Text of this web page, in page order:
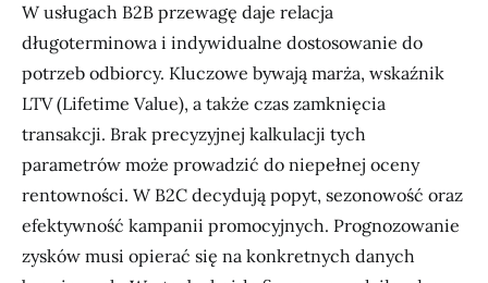
W usługach B2B przewagę daje relacja
długoterminowa i indywidualne dostosowanie do
potrzeb odbiorcy. Kluczowe bywają marża, wskaźnik
LTV (Lifetime Value), a także czas zamknięcia
transakcji. Brak precyzyjnej kalkulacji tych
parametrów może prowadzić do niepełnej oceny
rentowności. W B2C decydują popyt, sezonowość oraz
efektywność kampanii promocyjnych. Prognozowanie
zysków musi opierać się na konkretnych danych